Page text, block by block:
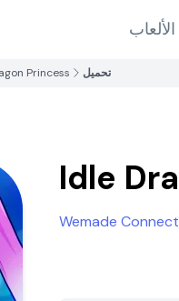
الألعاب
Princess تحميل
Idle
Wemade Connect